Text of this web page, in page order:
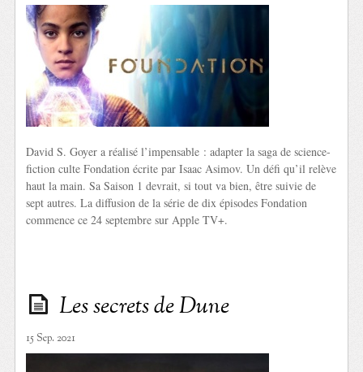
David S. Goyer a réalisé l’impensable : adapter la saga de science-
fiction culte Fondation écrite par Isaac Asimov. Un défi qu’il relève
haut la main. Sa Saison 1 devrait, si tout va bien, être suivie de
sept autres. La diffusion de la série de dix épisodes Fondation
commence ce 24 septembre sur Apple TV+.
Les secrets de Dune
15 Sep. 2021